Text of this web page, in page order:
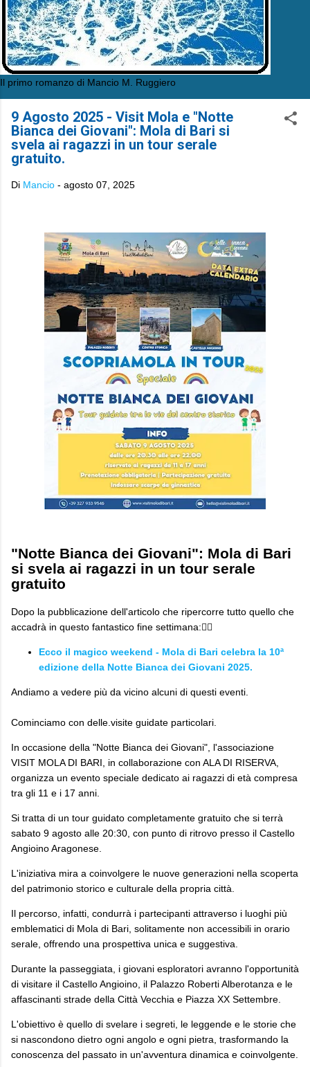
Il primo romanzo di Mancio M. Ruggiero
9 Agosto 2025 - Visit Mola e "Notte
Bianca dei Giovani": Mola di Bari si
svela ai ragazzi in un tour serale
gratuito.
Di Mancio - agosto 07, 2025
"Notte Bianca dei Giovani": Mola di Bari
si svela ai ragazzi in un tour serale
gratuito
Dopo la pubblicazione dell'articolo che ripercorre tutto quello che
accadrà in questo fantastico fine settimana:👇🏼
Ecco il magico weekend - Mola di Bari celebra la 10ª
edizione della Notte Bianca dei Giovani 2025.
Andiamo a vedere più da vicino alcuni di questi eventi.
Cominciamo con delle.visite guidate particolari.
In occasione della "Notte Bianca dei Giovani", l'associazione
VISIT MOLA DI BARI, in collaborazione con ALA DI RISERVA,
organizza un evento speciale dedicato ai ragazzi di età compresa
tra gli 11 e i 17 anni.
Si tratta di un tour guidato completamente gratuito che si terrà
sabato 9 agosto alle 20:30, con punto di ritrovo presso il Castello
Angioino Aragonese.
L'iniziativa mira a coinvolgere le nuove generazioni nella scoperta
del patrimonio storico e culturale della propria città.
Il percorso, infatti, condurrà i partecipanti attraverso i luoghi più
emblematici di Mola di Bari, solitamente non accessibili in orario
serale, offrendo una prospettiva unica e suggestiva.
Durante la passeggiata, i giovani esploratori avranno l'opportunità
di visitare il Castello Angioino, il Palazzo Roberti Alberotanza e le
affascinanti strade della Città Vecchia e Piazza XX Settembre.
L'obiettivo è quello di svelare i segreti, le leggende e le storie che
si nascondono dietro ogni angolo e ogni pietra, trasformando la
conoscenza del passato in un'avventura dinamica e coinvolgente.